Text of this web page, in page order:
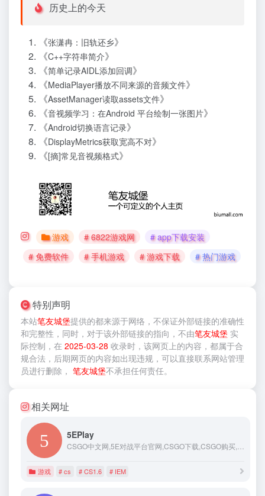
历史上的今天
《张潇冉：旧轨还乡》
《C++字符串简介》
《简单记录AIDL添加回调》
《MediaPlayer播放不同来源的音频文件》
《AssetManager读取assets文件》
《音视频学习：在Android 平台绘制一张图片》
《Android切换语言记录》
《DisplayMetrics获取宽高不对》
《[摘]常见音视频格式》
游戏 # 6822游戏网
# app下载安装
# 免费软件
# 手机游戏 # 游戏下载 # 热门游戏
特别声明
本站笔友城堡提供的都来源于网络，不保证外部链接的准确性
和完整性，同时，对于该外部链接的指向，不由笔友城堡 实
际控制，在 2025-03-28 收录时，该网页上的内容，都属于合
规合法，后期网页的内容如出现违规，可以直接联系网站管理
员进行删除， 笔友城堡不承担任何责任。
相关网址
5EPlay
CSGO中文网,5E对战平台官网,CSGO下载,CSGO购买,CSGO新手教程,CSGO中文版,CSGO约战,CSGO对战平台,5EPlay.com
游戏 # cs # CS1.6 # IEM